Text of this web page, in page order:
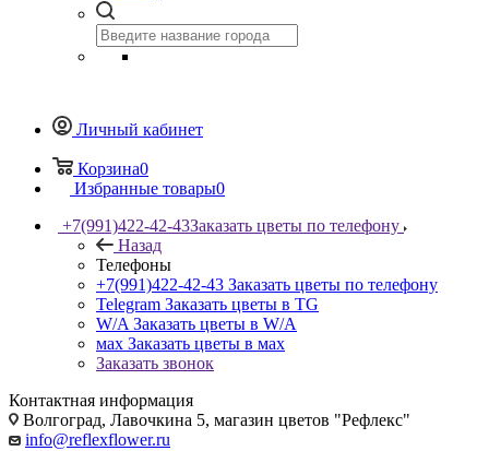
Личный кабинет
Корзина0
Избранные товары0
+7(991)422-42-43Заказать цветы по телефону
Назад
Телефоны
+7(991)422-42-43 Заказать цветы по телефону
Telegram Заказать цветы в TG
W/A Заказать цветы в W/A
мах Заказать цветы в мах
Заказать звонок
Контактная информация
Волгоград, Лавочкина 5, магазин цветов "Рефлекс"
info@reflexflower.ru